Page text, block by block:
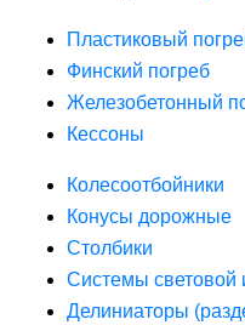
Пластиковый
Финский погреб
Железобетонный
Кессоны
Колесоотбойники
Конусы дорожные
Столбики
Системы световой
Делиниаторы